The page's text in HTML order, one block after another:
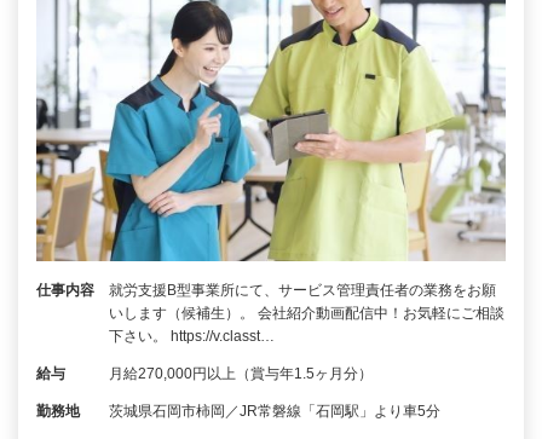
仕事内容
就労支援B型事業所にて、サービス管理責任者の業務をお願
いします（候補生）。 会社紹介動画配信中！お気軽にご相談
下さい。 https://v.classt…
給与 月給270,000円以上（賞与年1.5ヶ月分）
勤務地 茨城県石岡市柿岡／JR常磐線「石岡駅」より車5分